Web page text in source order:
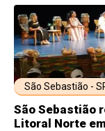
São Sebastião -
São Sebastião
Litoral Norte